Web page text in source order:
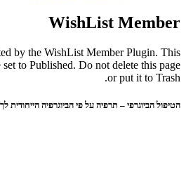
WishList Member
by the WishList Member Plugin. This
to Published. Do not delete this page
or put it to Trash.
הטיפול הביוגרפי – תרפיה על פי הביוגרפיה הייחודית לך